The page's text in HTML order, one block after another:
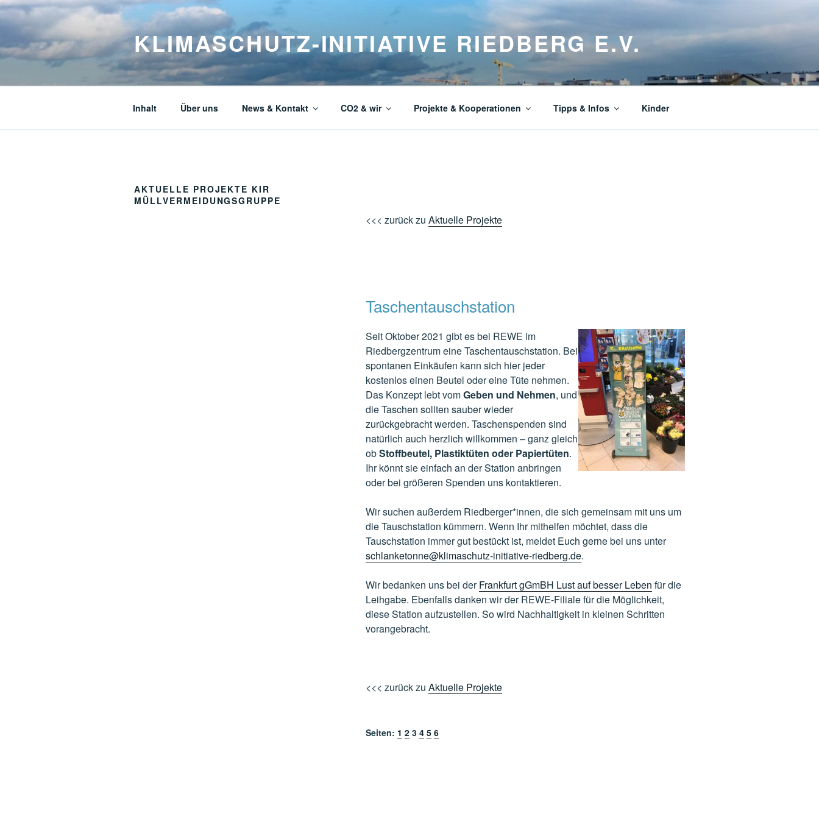
Zum
Inhalt
springen
KLIMASCHUTZ-INITIATIVE RIEDBERG E.V.
Inhalt Über uns News & Kontakt CO2 & wir Projekte & Kooperationen Tipps & Infos Kinder
AKTUELLE PROJEKTE KIR
MÜLLVERMEIDUNGSGRUPPE
<<< zurück zu Aktuelle Projekte
Taschentauschstation
Seit Oktober 2021 gibt es bei REWE im
Riedbergzentrum eine Taschentauschstation. Bei
spontanen Einkäufen kann sich hier jeder
kostenlos einen Beutel oder eine Tüte nehmen.
Das Konzept lebt vomGeben und Nehmen, und
die Taschen sollten sauber wieder
zurückgebracht werden. Taschenspenden sind
natürlich auch herzlich willkommen – ganz gleich
obStoffbeutel, Plastiktüten oder Papiertüten.
Ihr könnt sie einfach an der Station anbringen
oder bei größeren Spenden uns kontaktieren.
Wir suchen außerdem Riedberger*innen, die sich gemeinsam mit uns um
die Tauschstation kümmern. Wenn Ihr mithelfen möchtet, dass die
Tauschstation immer gut bestückt ist, meldet Euch gerne bei uns unter
schlanketonne@klimaschutz-initiative-riedberg.de.
Wir bedanken uns bei derFrankfurt gGmBH Lust auf besser Leben für die
Leihgabe. Ebenfalls danken wir der REWE-Filiale für die Möglichkeit,
diese Station aufzustellen. So wird Nachhaltigkeit in kleinen Schritten
vorangebracht.
<<< zurück zu Aktuelle Projekte
Seiten: 1 2 3 4 5 6